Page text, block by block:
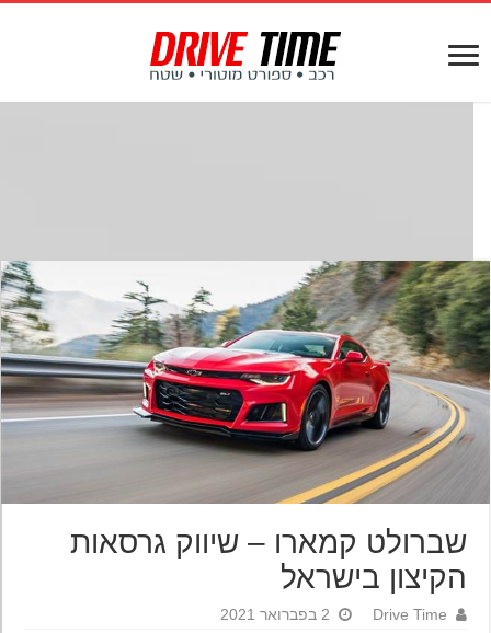
שברולט קמארו – שיווק גרסאות
הקיצון בישראל
Drive Time 2 בפברואר 2021